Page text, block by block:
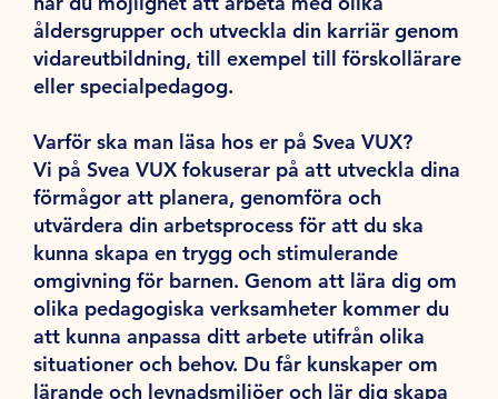
åldersgrupper och utveckla din karriär genom
vidareutbildning, till exempel till förskollärare
eller specialpedagog.
Varför ska man läsa hos er på Svea VUX?
Vi på Svea VUX fokuserar på att utveckla dina
förmågor att planera, genomföra och
utvärdera din arbetsprocess för att du ska
kunna skapa en trygg och stimulerande
omgivning för barnen. Genom att lära dig om
olika pedagogiska verksamheter kommer du
att kunna anpassa ditt arbete utifrån olika
situationer och behov. Du får kunskaper om
lärande och levnadsmiljöer och lär dig skapa